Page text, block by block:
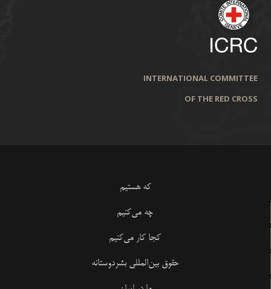
INTERNATIONAL COMMITTEE
OF THE RED CROSS
که هستیم
چه می‌کنیم
کجا کار می‌کنیم
حقوق بین‌المللی بشردوستانه